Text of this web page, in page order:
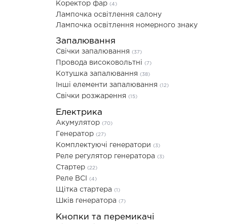
Коректор фар (4)
Лампочка освітлення салону
Лампочка освітлення номерного знаку
Запалювання
Свічки запалювання (37)
Провода високовольтні (7)
Котушка запалювання (38)
Інші елементи запалювання (12)
Свічки розжарення (15)
Електрика
Акумулятор (70)
Генератор (27)
Комплектуючі генератори (3)
Реле регулятор генератора (3)
Стартер (22)
Реле ВСІ (4)
Щітка стартера (1)
Шків генератора (7)
Кнопки та перемикачі